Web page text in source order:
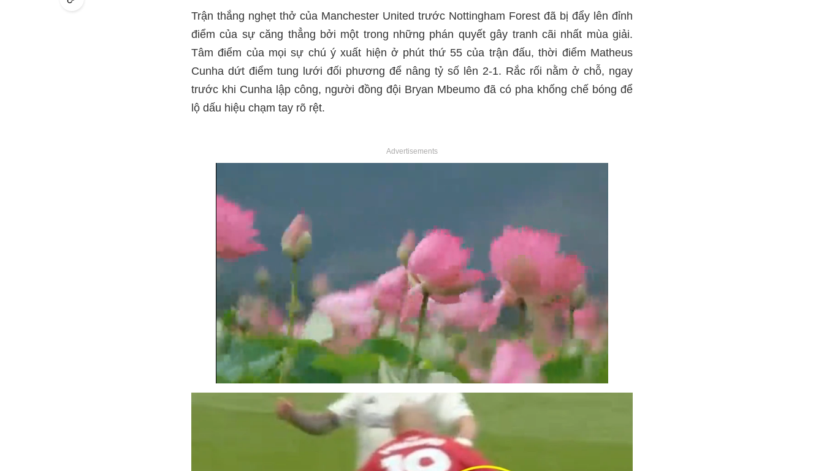
Trận thắng nghẹt thở của Manchester United trước Nottingham Forest đã bị đẩy lên đỉnh
điểm của sự căng thẳng bởi một trong những phán quyết gây tranh cãi nhất mùa giải.
Tâm điểm của mọi sự chú ý xuất hiện ở phút thứ 55 của trận đấu, thời điểm Matheus
Cunha dứt điểm tung lưới đối phương để nâng tỷ số lên 2-1. Rắc rối nằm ở chỗ, ngay
trước khi Cunha lập công, người đồng đội Bryan Mbeumo đã có pha khống chế bóng để
lộ dấu hiệu chạm tay rõ rệt.
Advertisements